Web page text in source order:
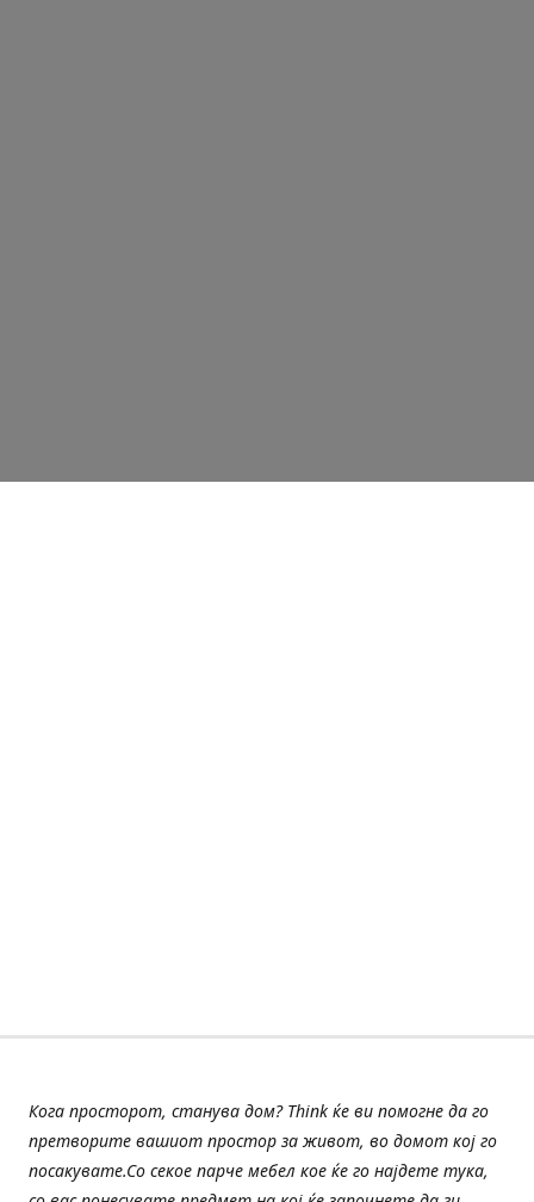
Кога просторот, станува дом? Think ќе ви помогне да го
претворите вашиот простор за живот, во домот кој го
посакувате.Со секое парче мебел кое ќе го најдете тука,